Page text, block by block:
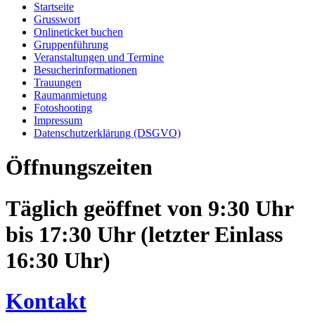
Startseite
Grusswort
Onlineticket buchen
Gruppenführung
Veranstaltungen und Termine
Besucherinformationen
Trauungen
Raumanmietung
Fotoshooting
Impressum
Datenschutzerklärung (DSGVO)
Öffnungszeiten
Täglich geöffnet von 9:30 Uhr
bis 17:30 Uhr (letzter Einlass
16:30 Uhr)
Kontakt